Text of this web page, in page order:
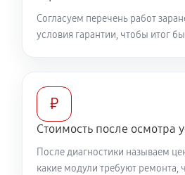
Согласуем перечень работ
условия гарантии, чтобы итог
₽
Стоимость после осмотра
После диагностики называем
какие модули требуют ремонта,